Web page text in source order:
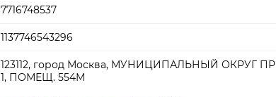
7716748537
1137746543296
123112, город Москва, МУНИЦИПАЛЬНЫЙ ОКРУГ
1, ПОМЕЩ. 554М